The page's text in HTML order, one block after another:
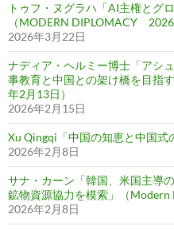
トゥフ・ヌグラハ「AI主権とグ
（MODERN DIPLOMACY 2026
2026年3月22日
ナディア・ヘルミー博士「アシ
事教育と中国との架け橋を目指
年2月13日）
2026年2月15日
Xu Qingqi「中国の知恵と中国式
2026年2月8日
サナ・カーン「韓国、米国主導
鉱物資源協力を模索」（
2026年2月8日